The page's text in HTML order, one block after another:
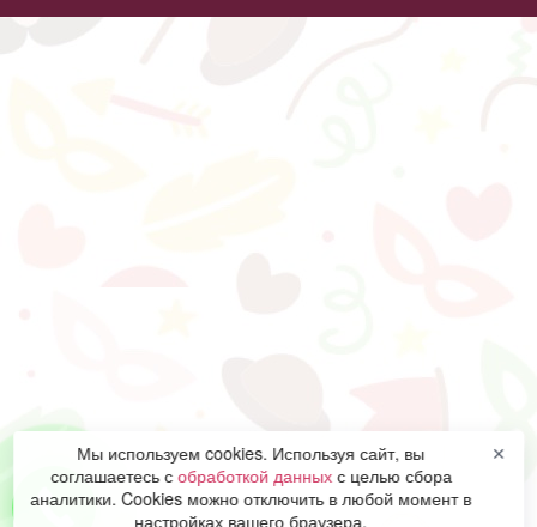
Мы используем cookies. Используя сайт, вы
соглашаетесь собработкой данныхс целью сбора
аналитики. Cookies можно отключить в любой момент в
настройках вашего браузера.
✕